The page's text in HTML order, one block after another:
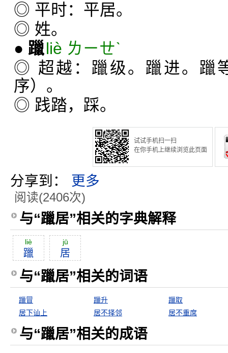
◎ 平时：平居。
◎ 姓。
● 躐liè ㄌㄧㄝˋ
◎ 超越：躐级。躐进。躐
序）。
◎ 践踏，踩。
试试手机扫一扫
在你手机上继续浏览此页面
分享到： 更多
阅读(2406次)
与“躐居”相关的字典解释
liè
躐
jū
居
与“躐居”相关的词语
躐冒 躐升
躐取
居下讪上
居不择邻 居不重席
与“躐居”相关的成语